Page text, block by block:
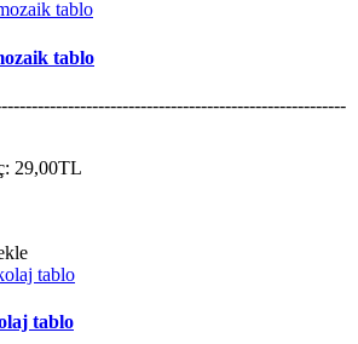
tablo
29,00TL
tablo